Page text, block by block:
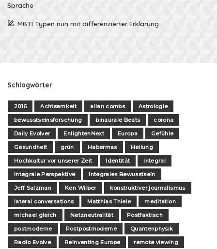
Sprache
MBTI Typen nun mit differenzierter Erklärung
Schlagwörter
2016 Achtsamkeit allan combs
Astrologie
bewusstseinsforschung
binaurale Beats
corona
Daily Evolver
EnlightenNext Europa
Gefühle
Gesundheit
grün Habermas
Heilung
Hochkultur vor unserer Zeit
Identität
Integral
integrale Perspektive
Integrales Bewusstsein
Jeff Salzman
Ken Wilber
konstruktiver journalismus
lateral conversations
Matthias Thiele
meditation
michael gleich
Netzneutralität
Postfaktisch
postmoderne
Postpostmoderne
Quantenphysik
Radio Evolve
Reinventing Europe remote viewing